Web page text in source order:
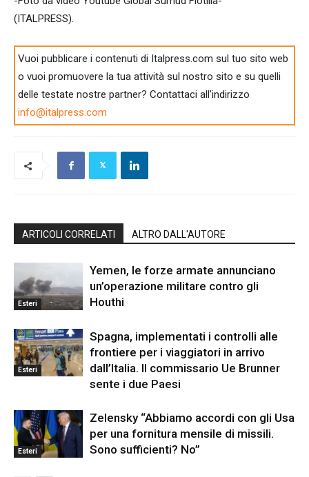
(ITALPRESS).
Vuoi pubblicare i contenuti di Italpress.com sul tuo sito web
o vuoi promuovere la tua attività sul nostro sito e su quelli
delle testate nostre partner? Contattaci all'indirizzo
info@italpress.com
ARTICOLI CORRELATI ALTRO DALL'AUTORE
Esteri
Yemen, le forze armate annunciano
un’operazione militare contro gli
Houthi
Esteri
Spagna, implementati i controlli alle
frontiere per i viaggiatori in arrivo
dall’Italia. Il commissario Ue Brunner
sente i due Paesi
Esteri
Zelensky “Abbiamo accordi con gli Usa
per una fornitura mensile di missili.
Sono sufficienti? No”